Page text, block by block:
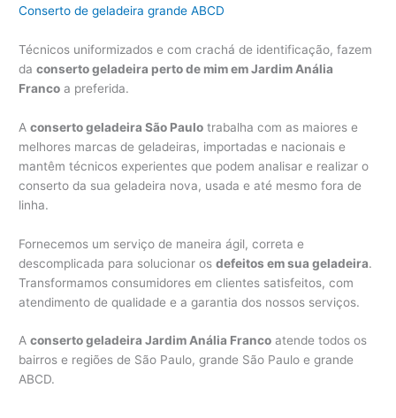
Conserto de geladeira grande ABCD
Técnicos uniformizados e com crachá de identificação, fazem
daconserto geladeira perto de mim em Jardim Anália
Franco a preferida.
Aconserto geladeira São Paulo trabalha com as maiores e
melhores marcas de geladeiras, importadas e nacionais e
mantêm técnicos experientes que podem analisar e realizar o
conserto da sua geladeira nova, usada e até mesmo fora de
linha.
Fornecemos um serviço de maneira ágil, correta e
descomplicada para solucionar osdefeitos em sua geladeira.
Transformamos consumidores em clientes satisfeitos, com
atendimento de qualidade e a garantia dos nossos serviços.
Aconserto geladeira Jardim Anália Franco atende todos os
bairros e regiões de São Paulo, grande São Paulo e grande
ABCD.